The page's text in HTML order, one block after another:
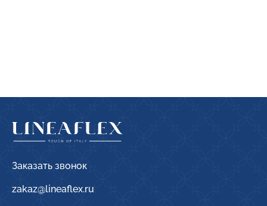
Заказать звонок
zakaz@lineaflex.ru